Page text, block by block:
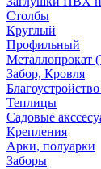
Столбы
Круглый
Профильный
Металлопрокат
Забор, Кровля
Теплицы
Садовые
Крепления
Арки, полуарки
Заборы